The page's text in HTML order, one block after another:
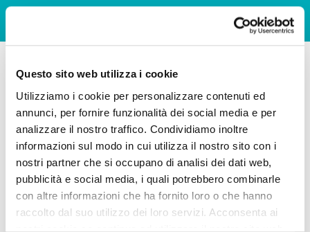
Questo sito web utilizza i cookie
Utilizziamo i cookie per personalizzare contenuti ed
annunci, per fornire funzionalità dei social media e per
analizzare il nostro traffico. Condividiamo inoltre
informazioni sul modo in cui utilizza il nostro sito con i
nostri partner che si occupano di analisi dei dati web,
pubblicità e social media, i quali potrebbero combinarle
con altre informazioni che ha fornito loro o che hanno
raccolto dal suo utilizzo dei loro servizi. Acconsenta ai